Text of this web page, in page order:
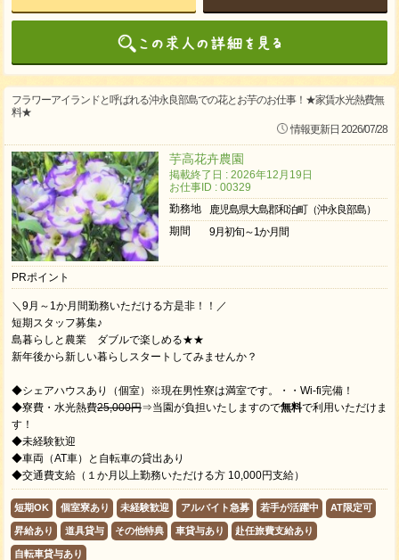
フラワーアイランドと呼ばれる沖永良部島での花とお芋のお仕事！★家賃水光熱費無
料★
情報更新日 2026/07/28
芋高花卉農園
掲載終了日 : 2026年12月19日
お仕事ID : 00329
勤務地
鹿児島県大島郡和泊町（沖永良部島）
期間
9月初旬～1か月間
PRポイント
＼9月～1か月間勤務いただける方是非！！／
短期スタッフ募集♪
島暮らしと農業 ダブルで楽しめる★★
新年後から新しい暮らしスタートしてみませんか？
◆シェアハウスあり（個室）※現在男性寮は満室です。・・Wi-fi完備！
◆寮費・水光熱費25,000円⇒当園が負担いたしますので無料で利用いただけま
す！
◆未経験歓迎
◆車両（AT車）と自転車の貸出あり
◆交通費支給（１か月以上勤務いただける方 10,000円支給）
短期OK 個室寮あり 未経験歓迎 アルバイト急募 若手が活躍中 AT限定可
昇給あり 道具貸与 その他特典 車貸与あり 赴任旅費支給あり
自転車貸与あり